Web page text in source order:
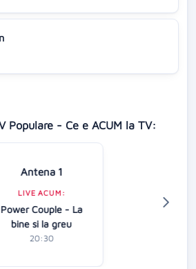
Populare - Ce e ACUM la TV:
Antena 1
LIVE ACUM:
Power Couple - La
bine si la greu
20:30